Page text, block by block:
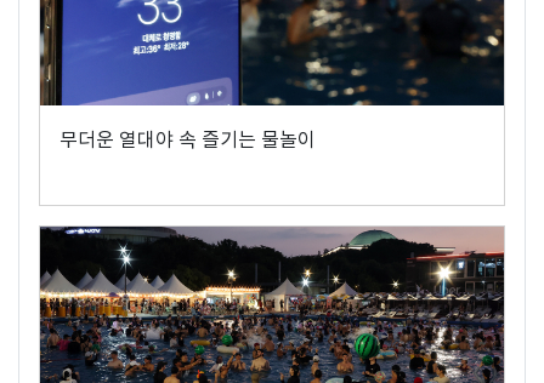
무더운 열대야 속 즐기는 물놀이